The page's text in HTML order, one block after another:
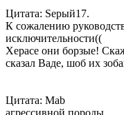
Цитата: Sерый17.
К сожалению
исключительности((
Херасе они борзые!
сказал Ваде, шоб их
Цитата: Mab
агрессивной породы